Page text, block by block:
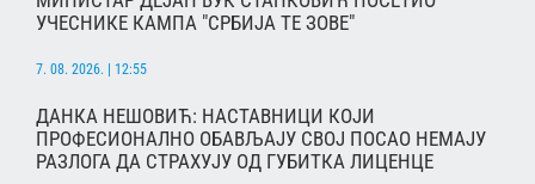
УЧЕСНИКЕ КАМПА "СРБИЈА ТЕ ЗОВЕ"
7. 08. 2026. | 12:55
ДАНКА НЕШОВИЋ: НАСТАВНИЦИ КОЈИ
ПРОФЕСИОНАЛНО ОБАВЉАЈУ СВОЈ ПОСАО НЕМАЈУ
РАЗЛОГА ДА СТРАХУЈУ ОД ГУБИТКА ЛИЦЕНЦЕ